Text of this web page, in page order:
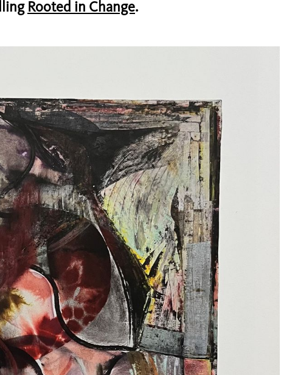
Rooted in Change.